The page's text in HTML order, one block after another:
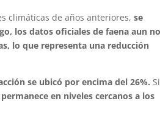
climáticas de años anteriores,se
los datos oficiales de faena aun
lo que representa una reducción
se ubicó por encima del 26%. Si
permanece en niveles cercanos a los